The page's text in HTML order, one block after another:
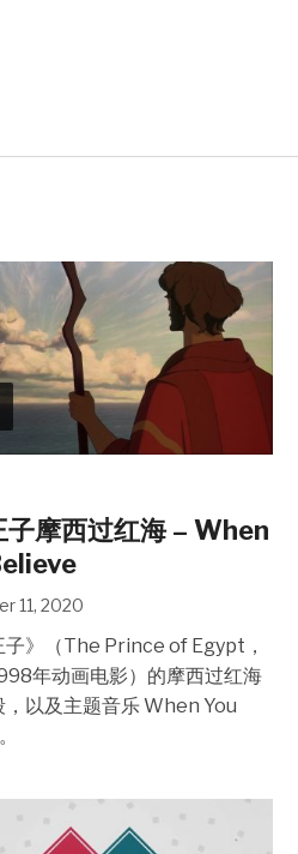
子摩西过红海 – When
11, 2020
子》（The Prince of Egypt，
年动画电影）的摩西过红海
，以及主题音乐 When You